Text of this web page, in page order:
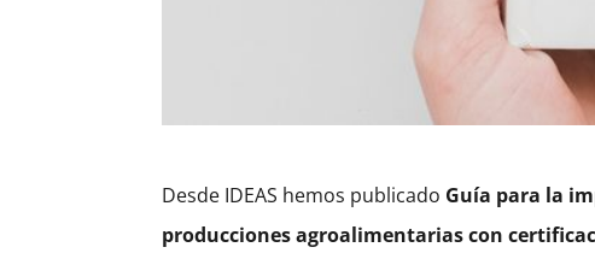
Desde IDEAS hemos publicado Guía para la
producciones agroalimentarias con